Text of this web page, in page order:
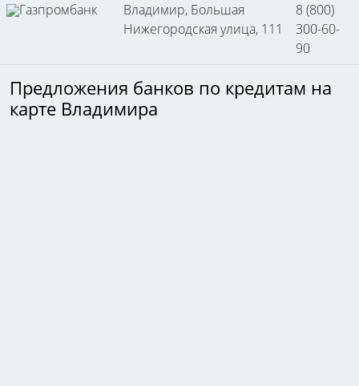
Газпромбанк
Владимир, Большая
Нижегородская улица, 111
8 (800)
300-60-
90
Предложения банков по кредитам на
карте Владимира